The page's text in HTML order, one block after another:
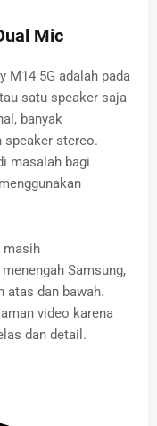
Mic
M14 5G adalah pada
satu speaker saja
banyak
speaker stereo.
masalah bagi
masih
Samsung,
atas dan bawah.
video karena
dan detail.